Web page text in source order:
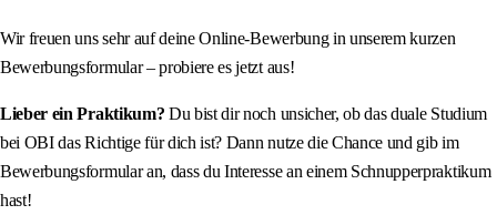
Wir freuen uns sehr auf deine Online-Bewerbung in unserem kurzen
Bewerbungsformular – probiere es jetzt aus!
Lieber ein Praktikum? Du bist dir noch unsicher, ob das duale Studium
bei OBI das Richtige für dich ist? Dann nutze die Chance und gib im
Bewerbungsformular an, dass du Interesse an einem Schnupperpraktikum
hast!